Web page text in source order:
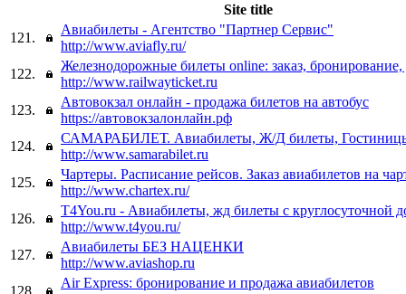
Site title
121.
Авиабилеты - Агентство "Партнер Сервис"
http://www.aviafly.ru/
122.
Железнодорожные билеты online: заказ, бронирование,
http://www.railwayticket.ru
123.
Автовокзал онлайн - продажа билетов на автобус
https://автовокзалонлайн.рф
124.
САМАРАБИЛЕТ. Авиабилеты, Ж/Д билеты,
http://www.samarabilet.ru
125.
Чартеры. Расписание рейсов. Заказ авиабилетов на
http://www.chartex.ru/
126.
T4You.ru - Авиабилеты, жд билеты с круглосуточной
http://www.t4you.ru/
127.
Авиабилеты БЕЗ НАЦЕНКИ
http://www.aviashop.ru
128.
Air Express: бронирование и продажа авиабилетов